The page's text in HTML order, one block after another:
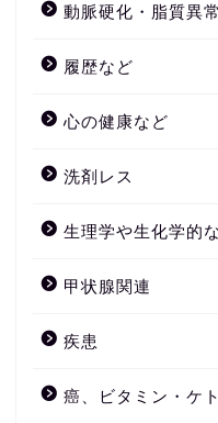
動脈硬化・脂質異常
履歴など
心の健康など
洗剤レス
生理学や生化学的な
甲状腺関連
疾患
癌、ビタミン・ケ